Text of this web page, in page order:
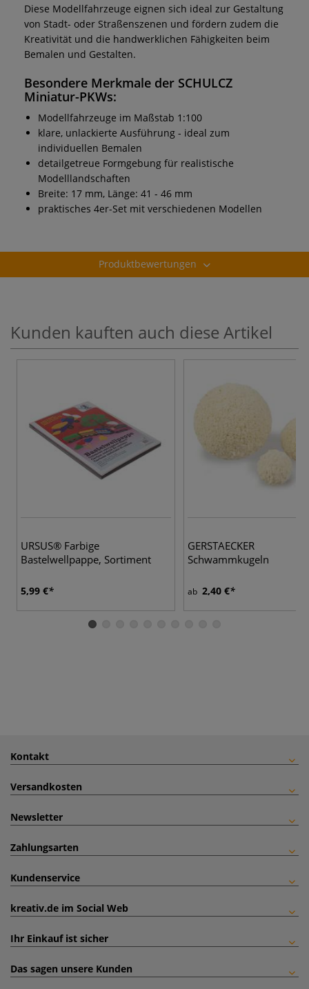
Diese Modellfahrzeuge eignen sich ideal zur Gestaltung
von Stadt- oder Straßenszenen und fördern zudem die
Kreativität und die handwerklichen Fähigkeiten beim
Bemalen und Gestalten.
Besondere Merkmale der SCHULCZ
Miniatur-PKWs:
Modellfahrzeuge im Maßstab 1:100
klare, unlackierte Ausführung - ideal zum
individuellen Bemalen
detailgetreue Formgebung für realistische
Modelllandschaften
Breite: 17 mm, Länge: 41 - 46 mm
praktisches 4er-Set mit verschiedenen Modellen
Produktbewertungen
Kunden kauften auch diese Artikel
URSUS® Farbige
Bastelwellpappe, Sortiment
5,99 €
GERSTAECKER
Schwammkugeln
ab 2,40 €
Kontakt
Versandkosten
Newsletter
Zahlungsarten
Kundenservice
kreativ.de im Social Web
Ihr Einkauf ist sicher
Das sagen unsere Kunden